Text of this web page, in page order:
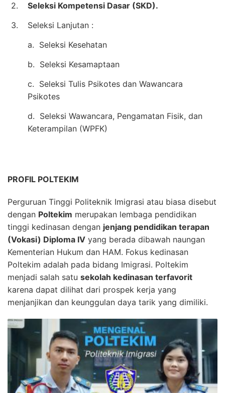
2.
Seleksi Kompetensi Dasar (SKD).
3.
Seleksi Lanjutan :
a. Seleksi Kesehatan
b. Seleksi Kesamaptaan
c. Seleksi Tulis Psikotes dan Wawancara
Psikotes
d. Seleksi Wawancara, Pengamatan Fisik, dan
Keterampilan (WPFK)
PROFIL POLTEKIM
Perguruan Tinggi Politeknik Imigrasi atau biasa disebut
dengan Poltekim merupakan lembaga pendidikan
tinggi kedinasan dengan jenjang pendidikan terapan
(Vokasi) Diploma IV yang berada dibawah naungan
Kementerian Hukum dan HAM. Fokus kedinasan
Poltekim adalah pada bidang Imigrasi. Poltekim
menjadi salah satu sekolah kedinasan terfavorit
karena dapat dilihat dari prospek kerja yang
menjanjikan dan keunggulan daya tarik yang dimiliki.